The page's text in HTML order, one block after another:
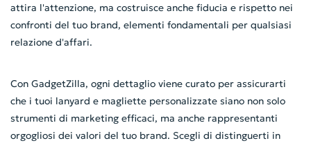
attira l'attenzione, ma costruisce anche fiducia e rispetto nei
confronti del tuo brand, elementi fondamentali per qualsiasi
relazione d'affari.
Con GadgetZilla, ogni dettaglio viene curato per assicurarti
che i tuoi lanyard e magliette personalizzate siano non solo
strumenti di marketing efficaci, ma anche rappresentanti
orgogliosi dei valori del tuo brand. Scegli di distinguerti in